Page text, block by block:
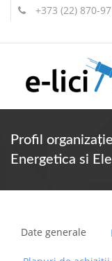
+373 (22) 870-
Profil
Energetica si
Date generale